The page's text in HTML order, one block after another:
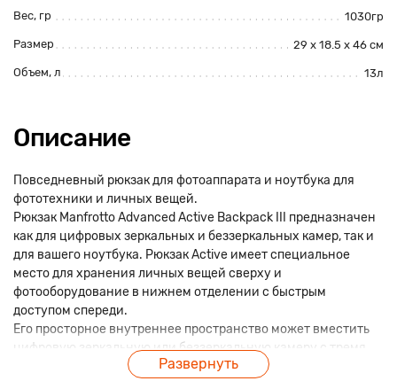
Вес, гр 1030гр
Размер 29 х 18.5 х 46 см
Объем, л 13л
Описание
Повседневный рюкзак для фотоаппарата и ноутбука для
фототехники и личных вещей.
Рюкзак Manfrotto Advanced Active Backpack III предназначен
как для цифровых зеркальных и беззеркальных камер, так и
для вашего ноутбука. Рюкзак Active имеет специальное
место для хранения личных вещей сверху и
фотооборудование в нижнем отделении с быстрым
доступом спереди.
Его просторное внутреннее пространство может вместить
цифровую зеркальную или беззеркальную камеру с тремя
Развернуть